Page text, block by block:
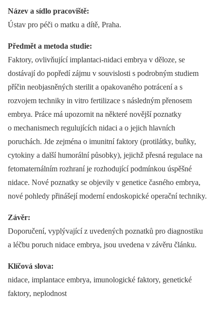
Název a sídlo pracoviště:
Ústav pro péči o matku a dítě, Praha.
Předmět a metoda studie:
Faktory, ovlivňující implantaci-nidaci embrya v děloze, se
dostávají do popředí zájmu v souvislosti s podrobným studiem
příčin neobjasněných sterilit a opakovaného potrácení a s
rozvojem techniky in vitro fertilizace s následným přenosem
embrya. Práce má upozornit na některé novější poznatky
o mechanismech regulujících nidaci a o jejich hlavních
poruchách. Jde zejména o imunitní faktory (protilátky, buňky,
cytokiny a další humorální působky), jejichž přesná regulace na
fetomaternálním rozhraní je rozhodující podmínkou úspěšné
nidace. Nové poznatky se objevily v genetice časného embrya,
nové pohledy přinášejí moderní endoskopické operační techniky.
Závěr:
Doporučení, vyplývající z uvedených poznatků pro diagnostiku
a léčbu poruch nidace embrya, jsou uvedena v závěru článku.
Klíčová slova:
nidace, implantace embrya, imunologické faktory, genetické
faktory, neplodnost